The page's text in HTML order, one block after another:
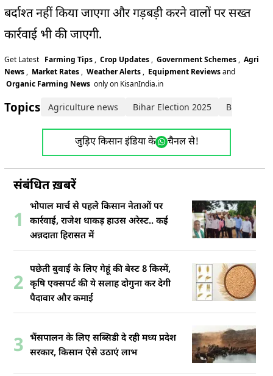
बर्दाश्त नहीं किया जाएगा और गड़बड़ी करने वालों पर सख्त
कार्रवाई भी की जाएगी.
Get Latest Farming Tips , Crop Updates , Government Schemes , Agri
News , Market Rates , Weather Alerts , Equipment Reviewsand
Organic Farming News only on KisanIndia.in
Topics: Agriculture news Bihar Election 2025 Bihar News
जुड़िए किसान इंडिया के चैनल से!
संबंधित ख़बरें
1
भोपाल मार्च से पहले किसान नेताओं पर
कार्रवाई, राजेश धाकड़ हाउस अरेस्ट.. कई
अन्नदाता हिरासत में
2
पछेती बुवाई के लिए गेहूं की बेस्ट 8 किस्में,
कृषि एक्सपर्ट की ये सलाह दोगुना कर देगी
पैदावार और कमाई
3 भैंसपालन के लिए सब्सिडी दे रही मध्य प्रदेश
सरकार, किसान ऐसे उठाएं लाभ